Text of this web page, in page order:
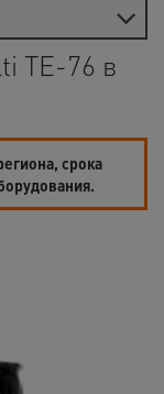
TE-76 в
срока